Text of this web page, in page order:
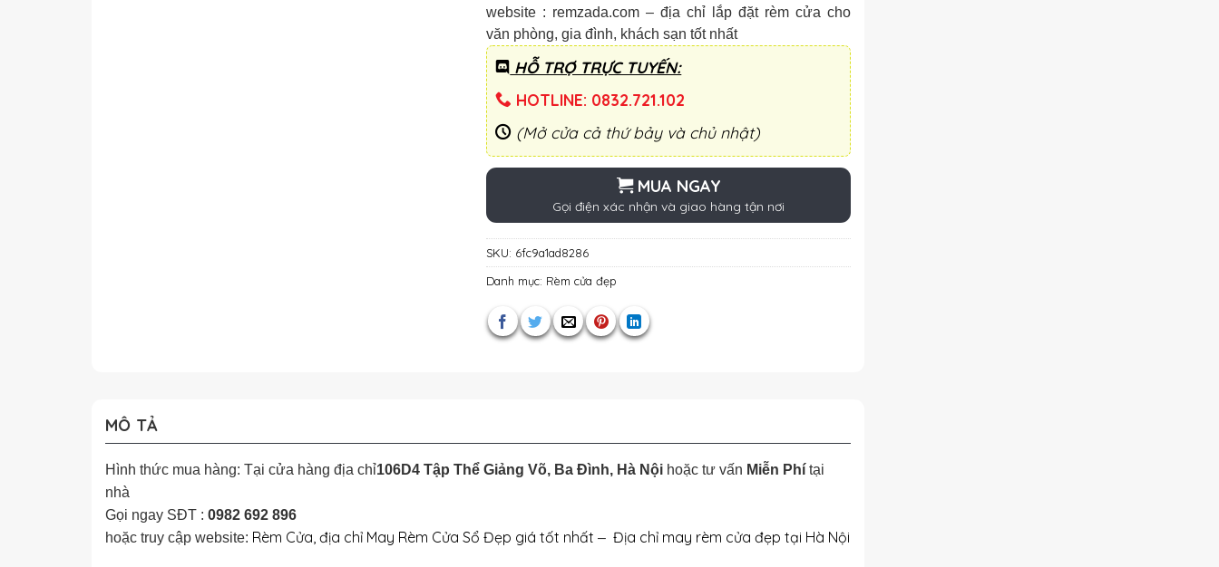
website : remzada.com – địa chỉ lắp đặt rèm cửa cho
văn phòng, gia đình, khách sạn tốt nhất
HỖ TRỢ TRỰC TUYẾN:
HOTLINE: 0832.721.102
(Mở cửa cả thứ bảy và chủ nhật)
MUA NGAY
Gọi điện xác nhận và giao hàng tận nơi
SKU: 6fc9a1ad8286
Danh mục: Rèm cửa đẹp
MÔ TẢ
Hình thức mua hàng: Tại cửa hàng địa chỉ106D4 Tập Thể Giảng Võ, Ba Đình, Hà Nộihoặc tư vấn Miễn Phítại
nhà
Gọi ngay SĐT : 0982 692 896
hoặc truy cập website: Rèm Cửa, địa chỉ May Rèm Cửa Sổ Đẹp giá tốt nhất – Địa chỉ may rèm cửa đẹp tại Hà Nội